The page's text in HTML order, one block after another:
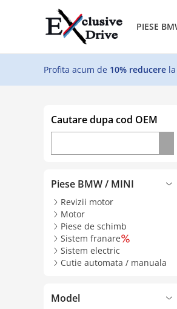
PIESE
Profita acum de 10% reducere
Cautare dupa cod OEM
Piese BMW / MINI
Revizii motor
Motor
Piese de schimb
Sistem franare
Sistem electric
Cutie automata / manuala
Model